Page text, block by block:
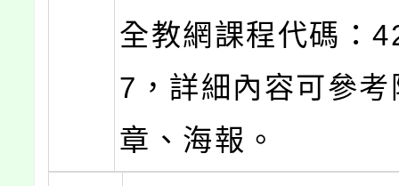
全教網課程代碼：
7，詳細內容可參
章、海報。